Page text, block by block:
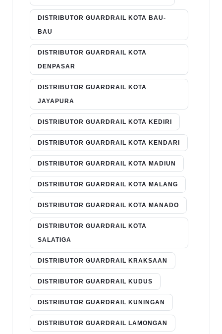
DISTRIBUTOR GUARDRAIL KOTA BAU-
BAU
DISTRIBUTOR GUARDRAIL KOTA
DENPASAR
DISTRIBUTOR GUARDRAIL KOTA
JAYAPURA
DISTRIBUTOR GUARDRAIL KOTA KEDIRI
DISTRIBUTOR GUARDRAIL KOTA KENDARI
DISTRIBUTOR GUARDRAIL KOTA MADIUN
DISTRIBUTOR GUARDRAIL KOTA MALANG
DISTRIBUTOR GUARDRAIL KOTA MANADO
DISTRIBUTOR GUARDRAIL KOTA
SALATIGA
DISTRIBUTOR GUARDRAIL KRAKSAAN
DISTRIBUTOR GUARDRAIL KUDUS
DISTRIBUTOR GUARDRAIL KUNINGAN
DISTRIBUTOR GUARDRAIL LAMONGAN